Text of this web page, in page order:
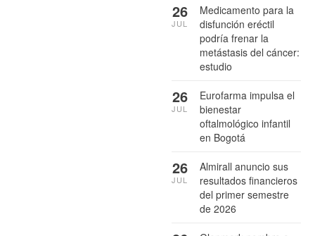
Medicamento para la
disfunción eréctil
podría frenar la
metástasis del cáncer:
estudio
26
JUL
Eurofarma impulsa el
bienestar
oftalmológico infantil
en Bogotá
26
JUL
Almirall anuncio sus
resultados financieros
del primer semestre
de 2026
26
JUL